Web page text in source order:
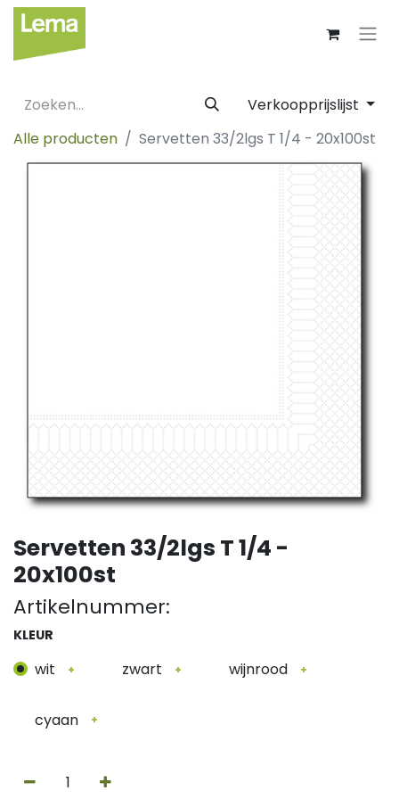
Verkoopprijslijst
Alle producten
Servetten 33/2lgs T 1/4 - 20x100st
Servetten 33/2lgs T 1/4 -
20x100st
Artikelnummer:
KLEUR
wit + zwart + wijnrood +
cyaan +